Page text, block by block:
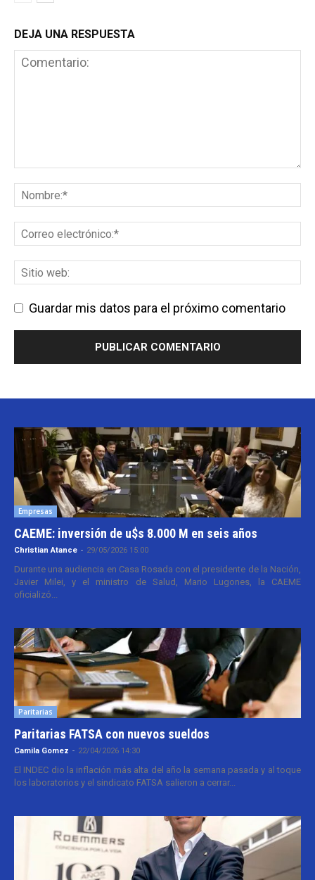
DEJA UNA RESPUESTA
Guardar mis datos para el próximo comentario
Empresas
CAEME: inversión de u$s 8.000 M en seis años
Christian Atance - 29/05/2026 15:00
Durante una audiencia en Casa Rosada con el presidente de la Nación,
Javier Milei, y el ministro de Salud, Mario Lugones, la CAEME
oficializó...
Paritarias
Paritarias FATSA con nuevos sueldos
Camila Gomez - 22/04/2026 14:30
El INDEC dio la inflación más alta del año la semana pasada y al toque
los laboratorios y el sindicato FATSA salieron a cerrar...